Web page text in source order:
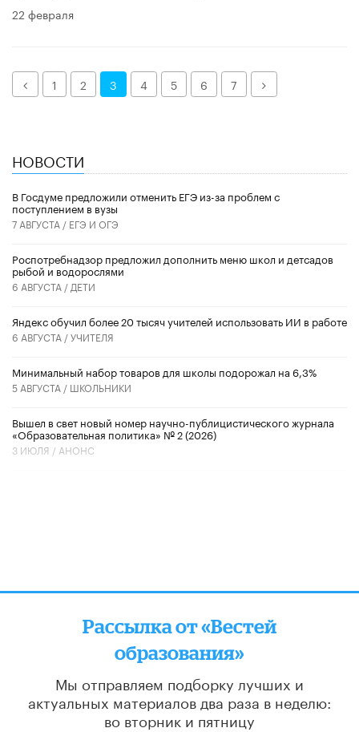
22 февраля
Назад1 2 3 4 5 6 7 Далее
НОВОСТИ
В Госдуме предложили отменить ЕГЭ из-за проблем с
поступлением в вузы
7 АВГУСТА / ЕГЭ И ОГЭ
Роспотребнадзор предложил дополнить меню школ и детсадов
рыбой и водорослями
6 АВГУСТА / ДЕТИ
​Яндекс обучил более 20 тысяч учителей использовать ИИ в работе
6 АВГУСТА /УЧИТЕЛЯ
Минимальный набор товаров для школы подорожал на 6,3%
5 АВГУСТА / ШКОЛЬНИКИ
Вышел в свет новый номер научно-публицистического журнала
«Образовательная политика» № 2 (2026)
3 ИЮЛЯ / АНОНС
Рассылка от «Вестей
образования»
Мы отправляем подборку лучших и
актуальных материалов два раза в неделю:
во вторник и пятницу